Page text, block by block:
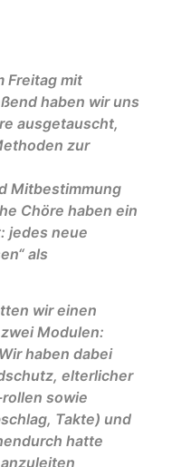
Freitag mit
haben wir uns
ausgetauscht,
zur
Mitbestimmung
Chöre haben ein
jedes neue
als
wir einen
Modulen:
haben dabei
elterlicher
sowie
Takte) und
hatte